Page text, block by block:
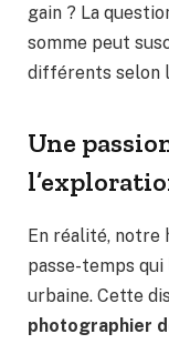
gain ? La
somme peut
différents selon
Une
En réalité, notre
passe-temps
urbaine. Cette
photographier